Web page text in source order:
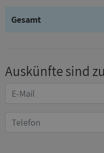
Gesamt
Auskünfte sind